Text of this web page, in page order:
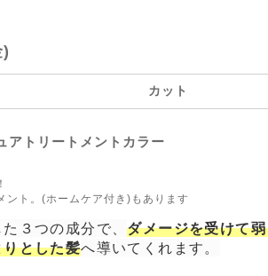
カット
トリートメントカラー
！
ント。(ホームケア付き)もあります
３つの成分で、ダメージを受けて
とした髪へ導いてくれます。